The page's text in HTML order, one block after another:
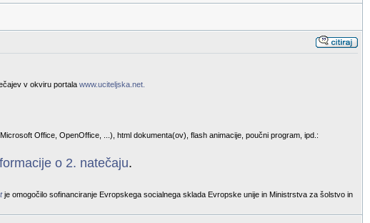
v okviru portala www.uciteljska.net.
Office, OpenOffice, ...), html dokumenta(ov), flash animacije, poučni program, ipd.:
o 2. natečaju.
je omogočilo sofinanciranje Evropskega socialnega sklada Evropske unije in Ministrstva za šolstvo in